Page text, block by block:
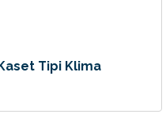
Tipi Klima